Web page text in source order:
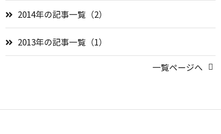
2014年の記事一覧（2）
2013年の記事一覧（1）
一覧ページへ